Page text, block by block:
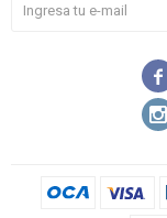

